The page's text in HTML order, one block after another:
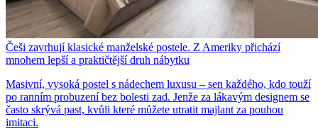
Češi zavrhují klasické manželské postele. Z Ameriky přichází
mnohem lepší a praktičtější druh nábytku
Masivní, vysoká postel s nádechem luxusu – sen každého, kdo touží
po ranním probuzení bez bolesti zad. Jenže za lákavým designem se
často skrývá past, kvůli které můžete utratit majlant za pouhou
imitaci.